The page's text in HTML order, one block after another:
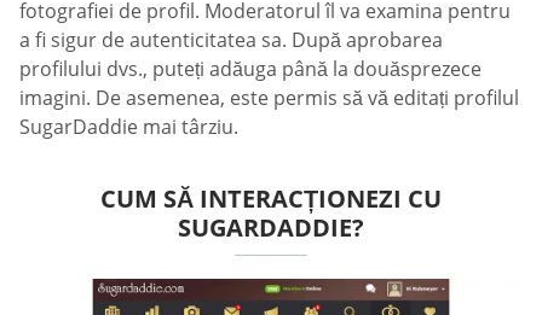
fotografiei de profil. Moderatorul îl va examina pentru
a fi sigur de autenticitatea sa. După aprobarea
profilului dvs., puteți adăuga până la douăsprezece
imagini. De asemenea, este permis să vă editați profilul
SugarDaddie mai târziu.
CUM SĂ INTERACȚIONEZI CU
SUGARDADDIE?